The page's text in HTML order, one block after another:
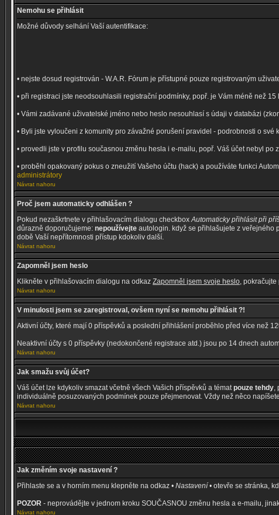
Nemohu se přihlásit
Možné důvody selhání Vaší autentifikace:
• nejste dosud registrován - W.A.R. Fórum je přístupné pouze registrovaným
• při registraci jste neodsouhlasili registrační podmínky, popř. je Vám méně než
• Vámi zadávané uživatelské jméno nebo heslo nesouhlasí s údaji v databázi
• Byli jste vyloučeni z komunity pro závažné porušení pravidel - podrobnosti o své
• provedli jste v profilu současnou změnu hesla i e-mailu, popř. Váš účet nebyl
• proběhl opakovaný pokus o zneužití Vašeho účtu (hack) a používáte funkci
administrátory
Návrat nahoru
Proč jsem automaticky odhlášen ?
Pokud nezaškrtnete v přihlašovacím dialogu checkboxAutomaticky přihlásit při
důrazně doporučujeme: nepoužívejte autologin. když se přihlašujete z veřejného
době Vaší nepřítomnosti přístup kdokoliv další.
Návrat nahoru
Zapomněl jsem heslo
Klikněte v přihlašovacím dialogu na odkaz Zapomněl jsem svoje heslo,
Návrat nahoru
V minulosti jsem se zaregistroval, ovšem nyní se nemohu přihlásit ?!
Aktivní účty, které mají 0 příspěvků a poslední přihlášení proběhlo před více než
Neaktivní účty s 0 příspěvky (nedokončené registrace atd.) jsou po 14 dnech
Návrat nahoru
Jak smažu svůj účet?
Váš účet lze kdykoliv smazat včetně všech Vašich příspěvků a tématpouze tehdy,
individuálně posuzovaných podmínek pouze přejmenovat. Vždy než něco
Návrat nahoru
Jak změním svoje nastavení ?
Přihlaste se a v horním menu klepněte na odkaz • Nastavení • otevře se stránka,
POZOR - neprovádějte v jednom kroku SOUČASNOU změnu hesla a e-mailu,
Návrat nahoru